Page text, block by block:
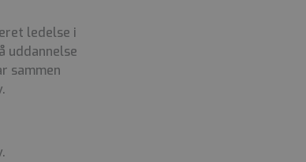
ledelse i
uddannelse
sammen